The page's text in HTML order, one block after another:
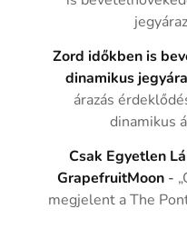
Zord időkben is
dinamikus
árazás
dinamikus
Csak Egyetlen
GrapefruitMoon -
megjelent a The